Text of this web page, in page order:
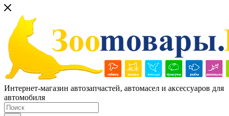
Интернет-магазин автозапчастей, автомасел и аксессуаров для
автомобиля